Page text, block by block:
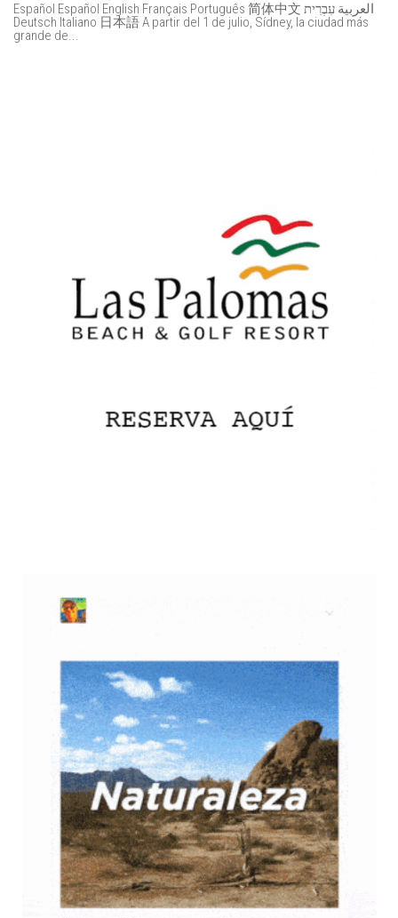
Español Español English Français Português 简体中文 العربية עִבְרִית
Deutsch Italiano 日本語 A partir del 1 de julio, Sídney, la ciudad más
grande de...